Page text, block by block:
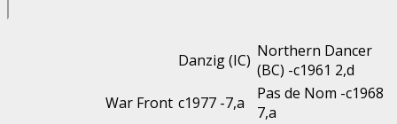
Danzig (IC) Northern Dancer
(BC) -c1961 2,d
War Front c1977 -7,a
Pas de Nom -c1968
7,a